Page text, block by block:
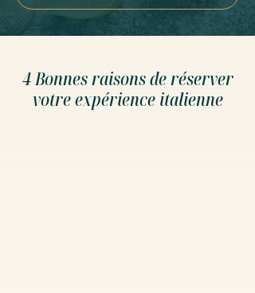
4 Bonnes raisons de réserver
votre expérience italienne